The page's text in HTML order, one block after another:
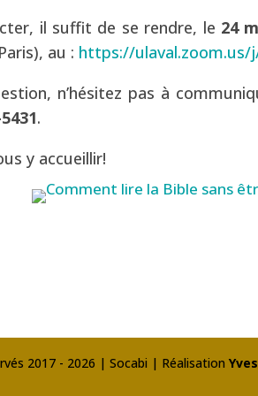
il suffit de se rendre, le 24
au : https://ulaval.zoom.us/
n’hésitez pas à
.
y accueillir!
2017 - 2026 | Socabi | Réalisation